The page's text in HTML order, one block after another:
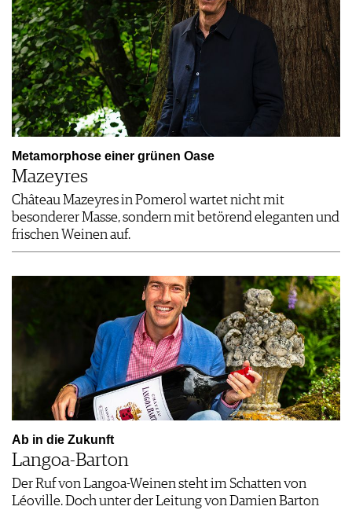
Metamorphose einer grünen Oase
Mazeyres
Château Mazeyres in Pomerol wartet nicht mit
besonderer Masse, sondern mit betörend eleganten und
frischen Weinen auf.
Ab in die Zukunft
Langoa-Barton
Der Ruf von Langoa-Weinen steht im Schatten von
Léoville. Doch unter der Leitung von Damien Barton